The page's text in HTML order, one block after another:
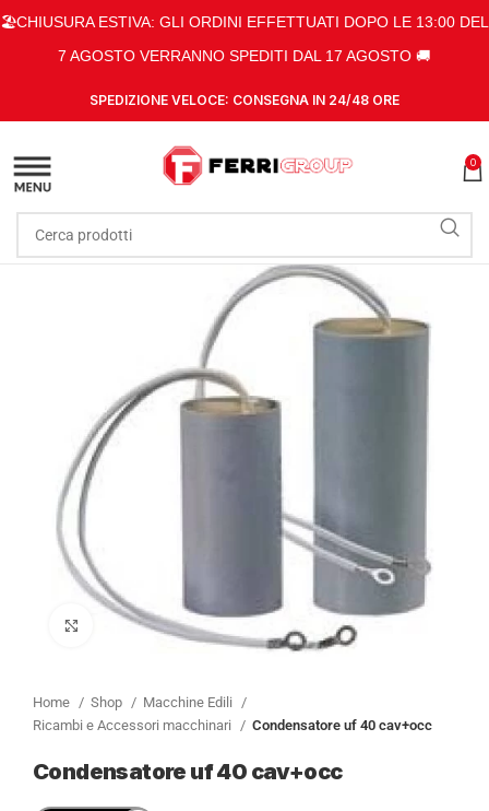
🏖️CHIUSURA ESTIVA: GLI ORDINI EFFETTUATI DOPO LE 13:00 DEL
7 AGOSTO VERRANNO SPEDITI DAL 17 AGOSTO 🚚
SPEDIZIONE VELOCE: CONSEGNA IN 24/48 ORE
0
Clicca per ingrandire
Home Shop
Macchine Edili
Ricambi e Accessori macchinari
Condensatore uf 40 cav+occ
Condensatore uf 40 cav+occ